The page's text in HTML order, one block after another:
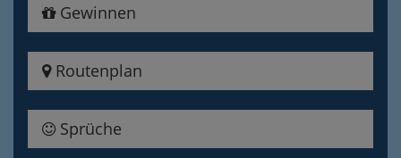
Gewinnen
Routenplan
Sprüche